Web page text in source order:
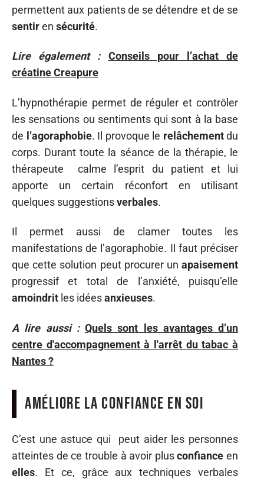
permettent aux patients de se détendre et de se
sentiren sécurité.
Lire également :
Conseils pour l’achat de
créatine Creapure
L’hypnothérapie permet de réguler et contrôler
les sensations ou sentiments qui sont à la base
de l’agoraphobie. Il provoque le relâchementdu
corps. Durant toute la séance de la thérapie, le
thérapeute calme l’esprit du patient et lui
apporte un certain réconfort en utilisant
quelques suggestionsverbales.
Il permet aussi de clamer toutes les
manifestations de l’agoraphobie. Il faut préciser
que cette solution peut procurer un apaisement
progressif et total de l’anxiété, puisqu’elle
amoindrit les idéesanxieuses.
A lire aussi : Quels sont les avantages d’un
centre d'accompagnement à l'arrêt du tabac à
Nantes ?
Améliore la confiance en soi
C’est une astuce qui peut aider les personnes
atteintes de ce trouble à avoir plusconfiance en
elles. Et ce, grâce aux techniques verbales